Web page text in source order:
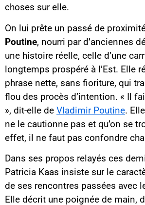
choses sur elle.
On lui prête un passé de
Poutine, nourri par d’anciennes
une histoire réelle, celle d’une
longtemps prospéré à l’Est. Elle
phrase nette, sans fioriture, qui
flou des procès d’intention. « Il
», dit-elle de Vladimir Poutine.
ne le cautionne pas et qu’on se
effet, il ne faut pas confondre
Dans ses propos relayés ces
Patricia Kaas insiste sur le
de ses rencontres passées avec
Elle décrit une poignée de main,